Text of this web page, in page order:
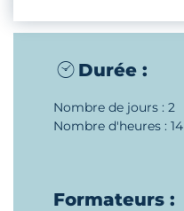
Durée :
Nombre de jours : 2
Nombre d'heures : 14
Formateurs :